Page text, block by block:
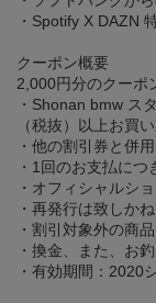
・Spotify X DAZN
クーポン概要
2,000円分のクーポ
・Shonan bmw ス
（税抜）以上お買
・他の割引券と併
・1回のお支払に
・オフィシャルシ
・再発行は致しか
・割引対象外の商
・換金、また、お
・有効期間：2020